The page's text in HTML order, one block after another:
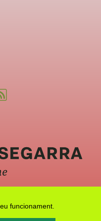
funcionament.